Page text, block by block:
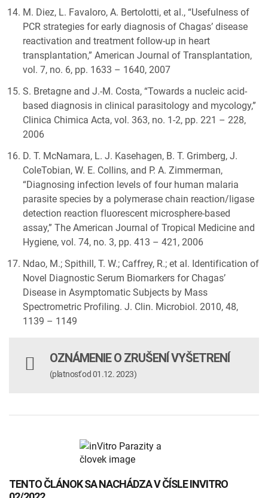
M. Diez, L. Favaloro, A. Bertolotti, et al., “Usefulness of
PCR strategies for early diagnosis of Chagas’ disease
reactivation and treatment follow-up in heart
transplantation,” American Journal of Transplantation,
vol. 7, no. 6, pp. 1633 – 1640, 2007
S. Bretagne and J.-M. Costa, “Towards a nucleic acid-
based diagnosis in clinical parasitology and mycology,”
Clinica Chimica Acta, vol. 363, no. 1-2, pp. 221 – 228,
2006
D. T. McNamara, L. J. Kasehagen, B. T. Grimberg, J.
ColeTobian, W. E. Collins, and P. A. Zimmerman,
“Diagnosing infection levels of four human malaria
parasite species by a polymerase chain reaction/ligase
detection reaction fluorescent microsphere-based
assay,” The American Journal of Tropical Medicine and
Hygiene, vol. 74, no. 3, pp. 413 – 421, 2006
Ndao, M.; Spithill, T. W.; Caffrey, R.; et al. Identification of
Novel Diagnostic Serum Biomarkers for Chagas’
Disease in Asymptomatic Subjects by Mass
Spectrometric Profiling. J. Clin. Microbiol. 2010, 48,
1139 – 1149
OZNÁMENIE O ZRUŠENÍ VYŠETRENÍ
(platnosť od 01.12. 2023)
TENTO ČLÁNOK SA NACHÁDZA V ČÍSLE INVITRO